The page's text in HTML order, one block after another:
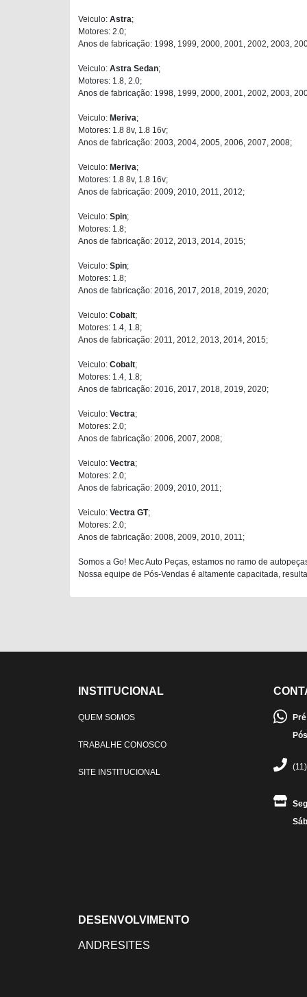
Veiculo: Astra;
Motores: 2.0;
Anos de fabricação: 1998, 1999, 2000, 2001, 2002, 2003,
Veiculo: Astra Sedan;
Motores: 1.8, 2.0;
Anos de fabricação: 1998, 1999, 2000, 2001, 2002, 2003,
Veiculo: Meriva;
Motores: 1.8 8v, 1.8 16v;
Anos de fabricação: 2003, 2004, 2005, 2006, 2007, 2008;
Veiculo: Meriva;
Motores: 1.8 8v, 1.8 16v;
Anos de fabricação: 2009, 2010, 2011, 2012;
Veiculo: Spin;
Motores: 1.8;
Anos de fabricação: 2012, 2013, 2014, 2015;
Veiculo: Spin;
Motores: 1.8;
Anos de fabricação: 2016, 2017, 2018, 2019, 2020;
Veiculo: Cobalt;
Motores: 1.4, 1.8;
Anos de fabricação: 2011, 2012, 2013, 2014, 2015;
Veiculo: Cobalt;
Motores: 1.4, 1.8;
Anos de fabricação: 2016, 2017, 2018, 2019, 2020;
Veiculo: Vectra;
Motores: 2.0;
Anos de fabricação: 2006, 2007, 2008;
Veiculo: Vectra;
Motores: 2.0;
Anos de fabricação: 2009, 2010, 2011;
Veiculo: Vectra GT;
Motores: 2.0;
Anos de fabricação: 2008, 2009, 2010, 2011;
Somos a Go! Mec Auto Peças, estamos no ramo de
Nossa equipe de Pós-Vendas é altamente capacitada,
INSTITUCIONAL
QUEM SOMOS
TRABALHE CONOSCO
SITE INSTITUCIONAL
DESENVOLVIMENTO
ANDRESITES